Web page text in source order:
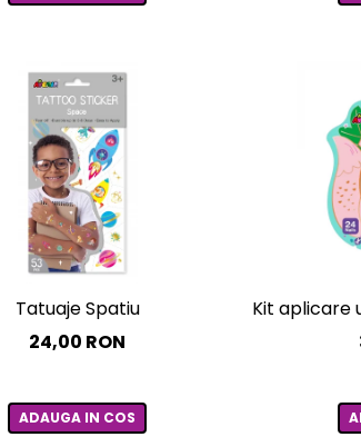
- sase culori non-alergice - flori si
Tatuaje Spatiu
24,00 RON
ADAUGA IN COS
Kit aplicare